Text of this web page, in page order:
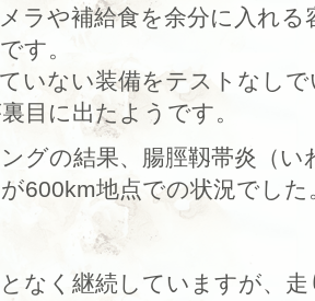
ラや補給食を余分に入れる
す。
いない装備をテストなし
目に出たようです。
グの結果、腸脛靱帯炎（
600km地点での状況でした
なく継続していますが、